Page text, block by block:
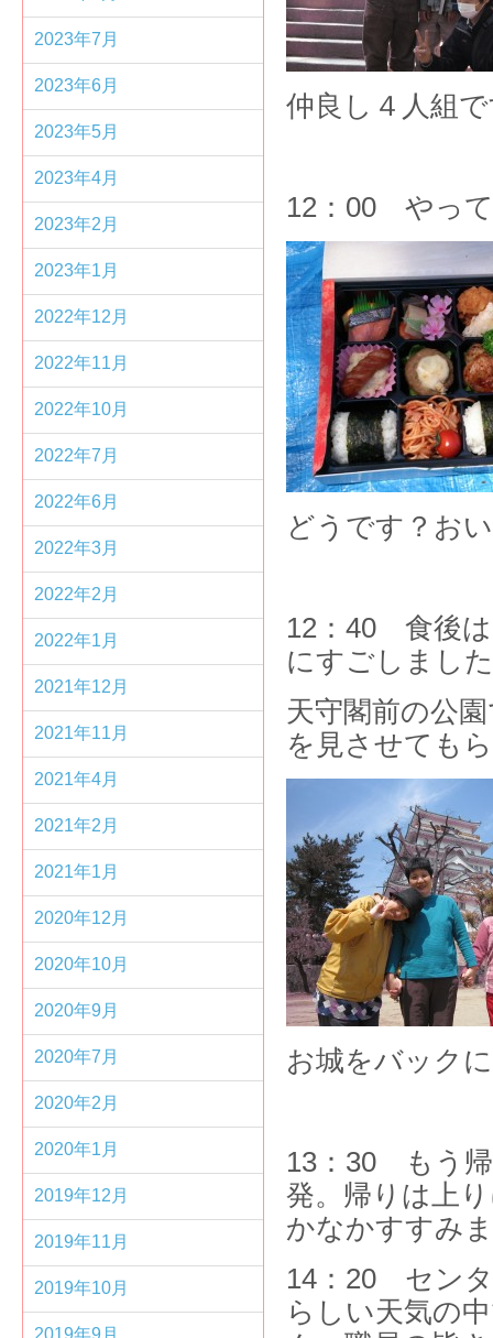
仲良し４人組
12：00 やっ
どうです？お
12：40 食後は
にすごしまし
天守閣前の公
を見させても
お城をバック
13：30 もう帰
発。帰りは上
かなかすすみ
14：20 セン
らしい天気の
2023年7月
2023年6月
2023年5月
2023年4月
2023年2月
2023年1月
2022年12月
2022年11月
2022年10月
2022年7月
2022年6月
2022年3月
2022年2月
2022年1月
2021年12月
2021年11月
2021年4月
2021年2月
2021年1月
2020年12月
2020年10月
2020年9月
2020年7月
2020年2月
2020年1月
2019年12月
2019年11月
2019年10月
2019年9月